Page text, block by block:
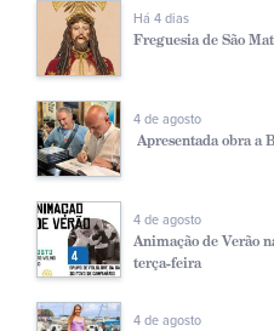
Há 4 dias
Freguesia de São
4 de agosto
Apresentada obra a
4 de agosto
Animação de Verão
terça-feira
4 de agosto